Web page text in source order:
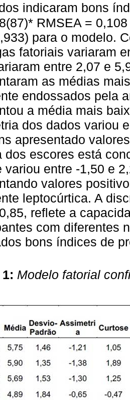
indicaram bons
RMSEA =
para o modelo.
fatoriais variaram
entre 2,07 e
as médias
endossados pela
a média mais
dos dados variou
apresentado
dos escores está
variou entre -1,50 e
valores
leptocúrtica. A
reflete a
com diferentes
bons índices de
Modelo fatorial